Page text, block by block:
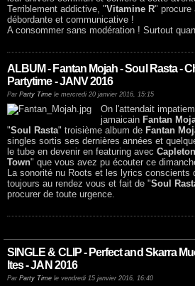
Terriblement addictive, "Vitamine R" procure
débordante et communicative !
A consommer sans modération ! Surtout
ALBUM - Fantan Mojah - Soul Rasta -
Partytime - JANV 2016
Par Party Time le mercredi 20 janvier 2016, 15:15
On l'attendait
jamaicain Fantan
"Soul Rasta" troisième album de Fantan
singles sortis ses dernières années et
le tube en devenir en featuring avec Capleton
Town" que vous avez pu écouter ce
La sonorité nu Roots et les lyrics conscients
toujours au rendez vous et fait de "Soul
procurer de toute urgence.
SINGLE & CLIP - Perfect and Skarra
Ites - JAN 2016
Par Party Time le vendredi 15 janvier 2016, 16:40